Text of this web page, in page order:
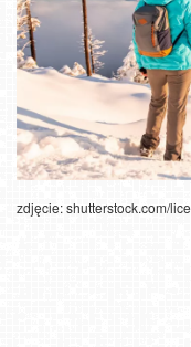
zdjęcie: shutterstock.com/